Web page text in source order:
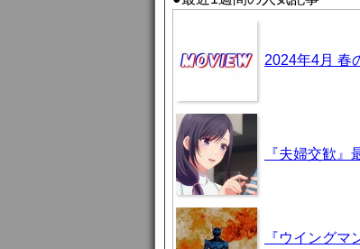
2024年4月 春
『夫婦交歓
『ウイング